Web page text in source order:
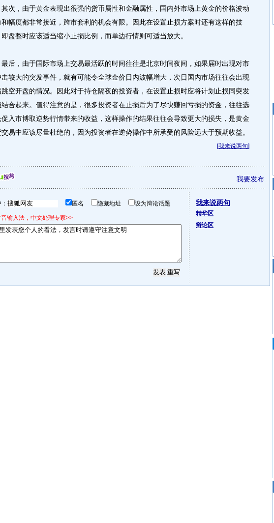
，由于黄金表现出很强的货币属性和金融属性，国内外市场上黄金的价格波动
和幅度都非常接近，跨市套利的机会有限。因此在设置止损方案时还有这样的技
盘整时应该适当缩小止损比例，而单边行情则可适当放大。
，由于国际市场上交易最活跃的时间往往是北京时间夜间，如果届时出现对市
击较大的突发事件，就有可能令全球金价日内波幅增大，次日国内市场往往会出现
跳空开盘的情况。因此对于持仓隔夜的投资者，在设置止损时应将计划止损同突发
结合起来。值得注意的是，很多投资者在止损后为了尽快赚回亏损的资金，往往选
促入市博取逆势行情带来的收益，这样操作的结果往往会导致更大的损失，是黄金
易中应该尽量杜绝的，因为投资者在逆势操作中所承受的风险远大于预期收益。
[我来说两句]
我要发布
匿名 隐藏地址 设为辩论话题
输入法，中文处理专家>>
我来说两句
精华区
辩论区